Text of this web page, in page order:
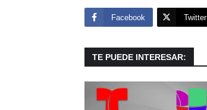
Facebook Twitter
TE PUEDE INTERESAR: